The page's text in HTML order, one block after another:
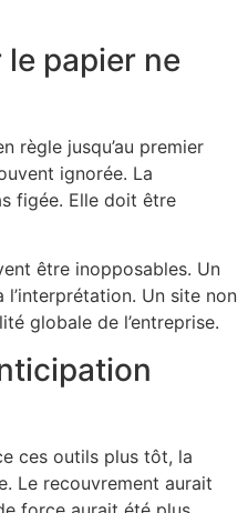
le papier ne
règle jusqu’au premier
ignorée. La
figée. Elle doit être
être inopposables. Un
Un site non
globale de l’entreprise.
ces outils plus tôt, la
Le recouvrement aurait